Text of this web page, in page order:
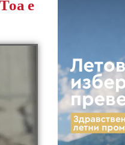
е